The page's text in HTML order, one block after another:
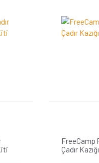
FreeCamp
Çadır Kazığı